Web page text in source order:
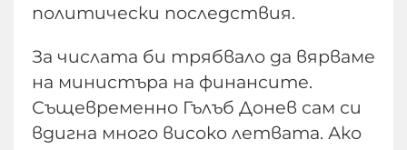
политически последствия.
За числата би трябвало да вярваме
на министъра на финансите.
Същевременно Гълъб Донев сам си
вдигна много високо летвата. Ако